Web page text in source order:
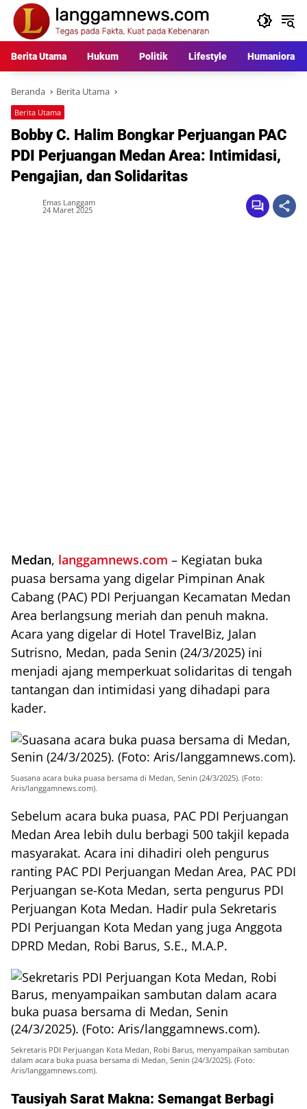
Langsung
konten
Berita Utama Hukum Politik Lifestyle Humaniora
Beranda Berita Utama
Berita Utama
Bobby C. Halim Bongkar Perjuangan PAC
PDI Perjuangan Medan Area: Intimidasi,
Pengajian, dan Solidaritas
Emas Langgam
24 Maret 2025
Medan, langgamnews.com – Kegiatan buka
puasa bersama yang digelar Pimpinan Anak
Cabang (PAC) PDI Perjuangan Kecamatan Medan
Area berlangsung meriah dan penuh makna.
Acara yang digelar di Hotel TravelBiz, Jalan
Sutrisno, Medan, pada Senin (24/3/2025) ini
menjadi ajang memperkuat solidaritas di tengah
tantangan dan intimidasi yang dihadapi para
kader.
Suasana acara buka puasa bersama di Medan, Senin (24/3/2025). (Foto:
Aris/langgamnews.com).
Sebelum acara buka puasa, PAC PDI Perjuangan
Medan Area lebih dulu berbagi 500 takjil kepada
masyarakat. Acara ini dihadiri oleh pengurus
ranting PAC PDI Perjuangan Medan Area, PAC PDI
Perjuangan se-Kota Medan, serta pengurus PDI
Perjuangan Kota Medan. Hadir pula Sekretaris
PDI Perjuangan Kota Medan yang juga Anggota
DPRD Medan, Robi Barus, S.E., M.A.P.
Sekretaris PDI Perjuangan Kota Medan, Robi Barus, menyampaikan sambutan
dalam acara buka puasa bersama di Medan, Senin (24/3/2025). (Foto:
Aris/langgamnews.com).
Tausiyah Sarat Makna: Semangat Berbagi